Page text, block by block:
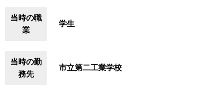
当時の職
業
学生
当時の勤
務先
市立第二工業学校